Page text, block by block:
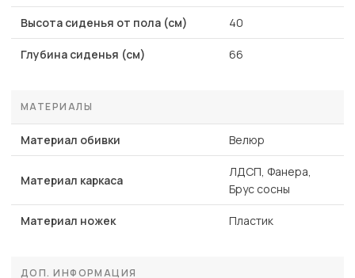
Высота сиденья от пола (см) 40
Глубина сиденья (см) 66
МАТЕРИАЛЫ
Материал обивки Велюр
Материал каркаса
ЛДСП, Фанера,
Брус сосны
Материал ножек Пластик
ДОП. ИНФОРМАЦИЯ